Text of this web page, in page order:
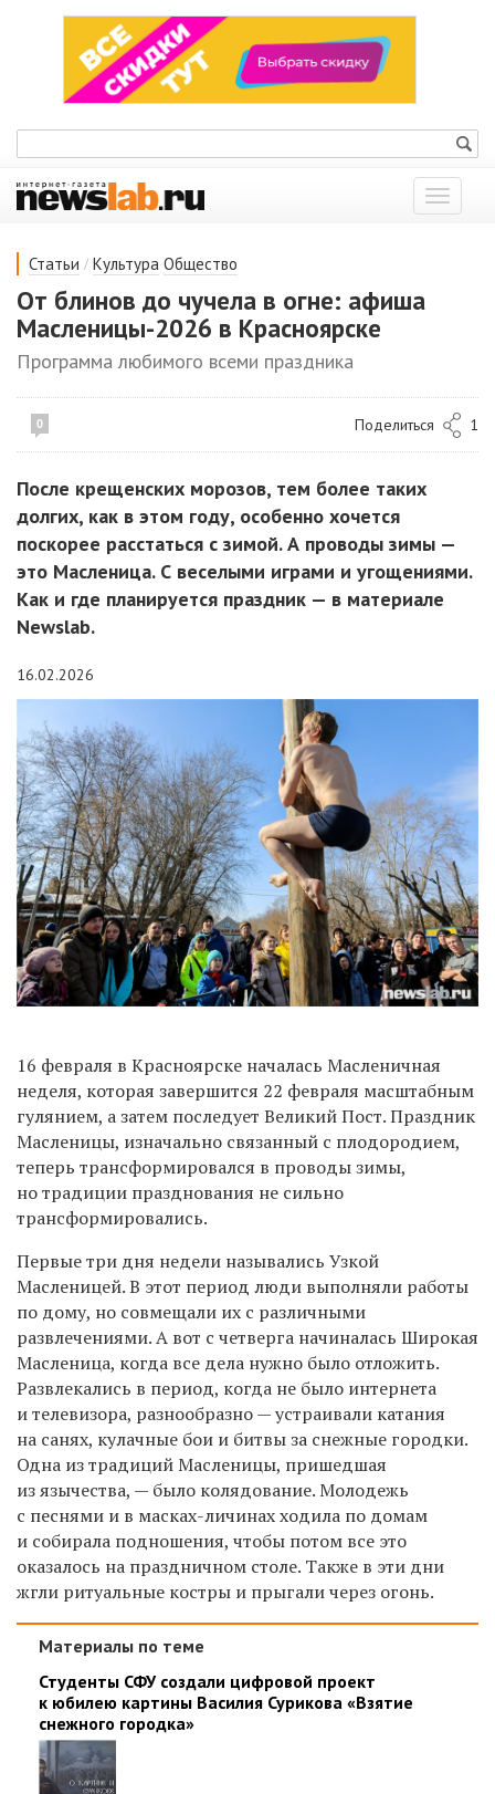
Показать
меню
Статьи / Культура Общество
От блинов до чучела в огне: афиша
Масленицы-2026 в Красноярске
Программа любимого всеми праздника
0 Поделиться 1
После крещенских морозов, тем более таких
долгих, как в этом году, особенно хочется
поскорее расстаться с зимой. А проводы зимы —
это Масленица. С веселыми играми и угощениями.
Как и где планируется праздник — в материале
Newslab.
16.02.2026
16 февраля в Красноярске началась Масленичная
неделя, которая завершится 22 февраля масштабным
гулянием, а затем последует Великий Пост. Праздник
Масленицы, изначально связанный с плодородием,
теперь трансформировался в проводы зимы,
но традиции празднования не сильно
трансформировались.
Первые три дня недели назывались Узкой
Масленицей. В этот период люди выполняли работы
по дому, но совмещали их с различными
развлечениями. А вот с четверга начиналась Широкая
Масленица, когда все дела нужно было отложить.
Развлекались в период, когда не было интернета
ителевизора, разнообразно — устраивали катания
на санях, кулачные бои и битвы за снежные городки.
Одна из традиций Масленицы, пришедшая
из язычества, — было колядование. Молодежь
с песнями и в масках-личинах ходила по домам
и собирала подношения, чтобы потом все это
оказалось на праздничном столе. Также в эти дни
жгли ритуальные костры и прыгали через огонь.
Материалы по теме
Студенты СФУ создали цифровой проект
к юбилею картины Василия Сурикова «Взятие
снежного городка»